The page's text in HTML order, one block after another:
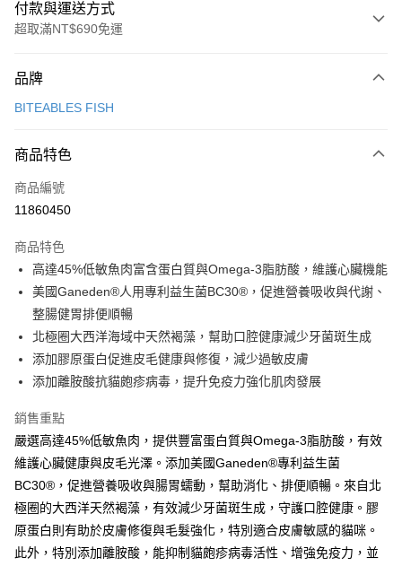
付款與運送方式
超取滿NT$690免運
信用卡一次付款
LINE Pay
Apple Pay
悠遊付
全盈+PAY
AFTEE先享後付
相關說明
【關於「AFTEE先享後付」】
AFTEE先享後付是「在收到商品之後才付款」的支付方式。 讓您購物簡單
１．簡單：不需註冊會員、不需綁卡、不需儲值。
２．便利：只要手機號碼，簡訊認證，即可結帳。
３．安心：先確認商品／服務後，再付款。
【「AFTEE先享後付」結帳流程】
１．於結帳方式選擇「AFTEE先享後付」後，將跳轉至「AFTEE先享後付」
結帳頁面，進行簡訊認證並確認金額後，即可完成結帳。
２．訂單成立數日內，您將收到繳費通知簡訊。
ATM／網路銀行／等多元方式進行付款，方視為交易完成。
貨到付款
運送方式
全家取貨付款
萊爾富取貨付款
每筆NT$60，滿NT$690(含以上)免運費
品牌
BITEABLES FISH
商品特色
商品編號
11860450
商品特色
高達45%低敏魚肉富含蛋白質與Omega-3脂肪酸，維護心臟機能
美國Ganeden®人用專利益生菌BC30®，促進營養吸收與代謝、
整腸健胃排便順暢
北極圈大西洋海域中天然褐藻，幫助口腔健康減少牙菌斑生成
添加膠原蛋白促進皮毛健康與修復，減少過敏皮膚
添加離胺酸抗貓皰疹病毒，提升免疫力強化肌肉發展
銷售重點
嚴選高達45%低敏魚肉，提供豐富蛋白質與Omega-3脂肪酸，有效
維護心臟健康與皮毛光澤。添加美國Ganeden®專利益生菌
BC30®，促進營養吸收與腸胃蠕動，幫助消化、排便順暢。來自北
極圈的大西洋天然褐藻，有效減少牙菌斑生成，守護口腔健康。膠
原蛋白則有助於皮膚修復與毛髮強化，特別適合皮膚敏感的貓咪。
此外，特別添加離胺酸，能抑制貓皰疹病毒活性、增強免疫力，並